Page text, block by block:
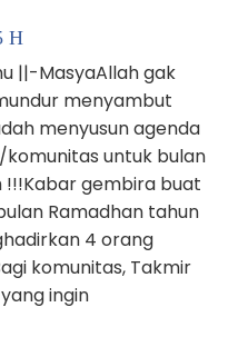
H
||-MasyaAllah gak
menyambut
menyusun agenda
untuk bulan
!!!Kabar gembira buat
Ramadhan tahun
4 orang
komunitas, Takmir
ingin